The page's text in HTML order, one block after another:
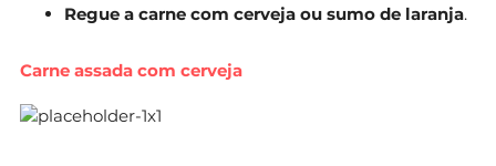
Regue a carne com cerveja ou sumo de laranja.
Carne assada com cerveja